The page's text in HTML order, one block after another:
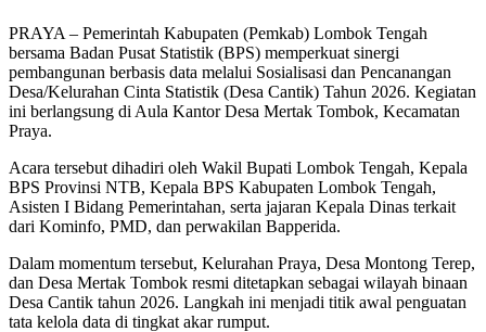
PRAYA – Pemerintah Kabupaten (Pemkab) Lombok Tengah
bersama Badan Pusat Statistik (BPS) memperkuat sinergi
pembangunan berbasis data melalui Sosialisasi dan Pencanangan
Desa/Kelurahan Cinta Statistik (Desa Cantik) Tahun 2026. Kegiatan
ini berlangsung di Aula Kantor Desa Mertak Tombok, Kecamatan
Praya.
​Acara tersebut dihadiri oleh Wakil Bupati Lombok Tengah, Kepala
BPS Provinsi NTB, Kepala BPS Kabupaten Lombok Tengah,
Asisten I Bidang Pemerintahan, serta jajaran Kepala Dinas terkait
dari Kominfo, PMD, dan perwakilan Bapperida.
​Dalam momentum tersebut, Kelurahan Praya, Desa Montong Terep,
dan Desa Mertak Tombok resmi ditetapkan sebagai wilayah binaan
Desa Cantik tahun 2026. Langkah ini menjadi titik awal penguatan
tata kelola data di tingkat akar rumput.